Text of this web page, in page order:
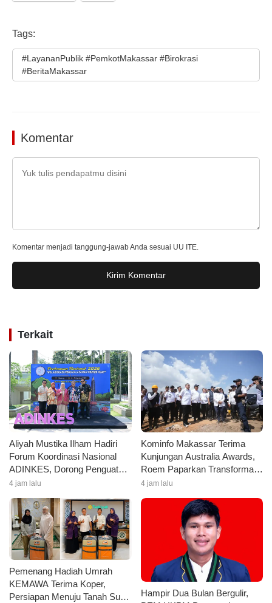
Tags:
#LayananPublik #PemkotMakassar #Birokrasi
#BeritaMakassar
Komentar
Komentar menjadi tanggung-jawab Anda sesuai UU ITE.
Kirim Komentar
Terkait
Aliyah Mustika Ilham Hadiri
Forum Koordinasi Nasional
ADINKES, Dorong Penguatan
Kolaborasi Layanan
4 jam lalu
Kominfo Makassar Terima
Kunjungan Australia Awards,
Roem Paparkan Transformasi
Digital Tingkatkan
4 jam lalu
Pemenang Hadiah Umrah
KEMAWA Terima Koper,
Persiapan Menuju Tanah Suci
Hampir Dua Bulan Bergulir,